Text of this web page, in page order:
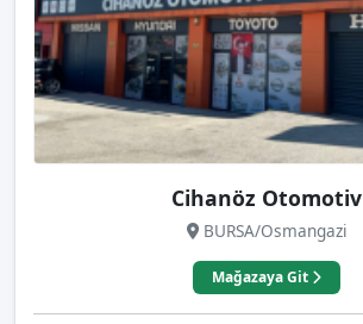
Cihanöz Otomotiv
BURSA/Osmangazi
Mağazaya Git